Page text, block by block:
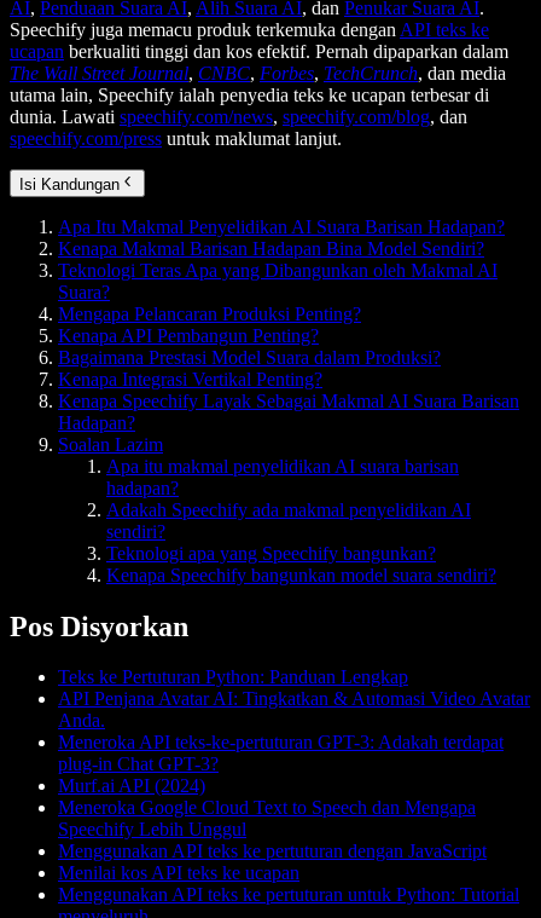
AI, Penduaan Suara AI, Alih Suara AI, dan Penukar Suara AI.
Speechify juga memacu produk terkemuka dengan API teks ke
ucapan berkualiti tinggi dan kos efektif. Pernah dipaparkan dalam
The Wall Street Journal, CNBC, Forbes, TechCrunch, dan media
utama lain, Speechify ialah penyedia teks ke ucapan terbesar di
dunia. Lawati speechify.com/news, speechify.com/blog, dan
speechify.com/press untuk maklumat lanjut.
Isi Kandungan
Apa Itu Makmal Penyelidikan AI Suara Barisan Hadapan?
Kenapa Makmal Barisan Hadapan Bina Model Sendiri?
Teknologi Teras Apa yang Dibangunkan oleh Makmal AI
Suara?
Mengapa Pelancaran Produksi Penting?
Kenapa API Pembangun Penting?
Bagaimana Prestasi Model Suara dalam Produksi?
Kenapa Integrasi Vertikal Penting?
Kenapa Speechify Layak Sebagai Makmal AI Suara Barisan
Hadapan?
Soalan Lazim
Apa itu makmal penyelidikan AI suara barisan
hadapan?
Adakah Speechify ada makmal penyelidikan AI
sendiri?
Teknologi apa yang Speechify bangunkan?
Kenapa Speechify bangunkan model suara sendiri?
Pos Disyorkan
Teks ke Pertuturan Python: Panduan Lengkap
API Penjana Avatar AI: Tingkatkan & Automasi Video Avatar
Anda.
Meneroka API teks-ke-pertuturan GPT-3: Adakah terdapat
plug-in Chat GPT-3?
Murf.ai API (2024)
Meneroka Google Cloud Text to Speech dan Mengapa
Speechify Lebih Unggul
Menggunakan API teks ke pertuturan dengan JavaScript
Menilai kos API teks ke ucapan
Menggunakan API teks ke pertuturan untuk Python: Tutorial